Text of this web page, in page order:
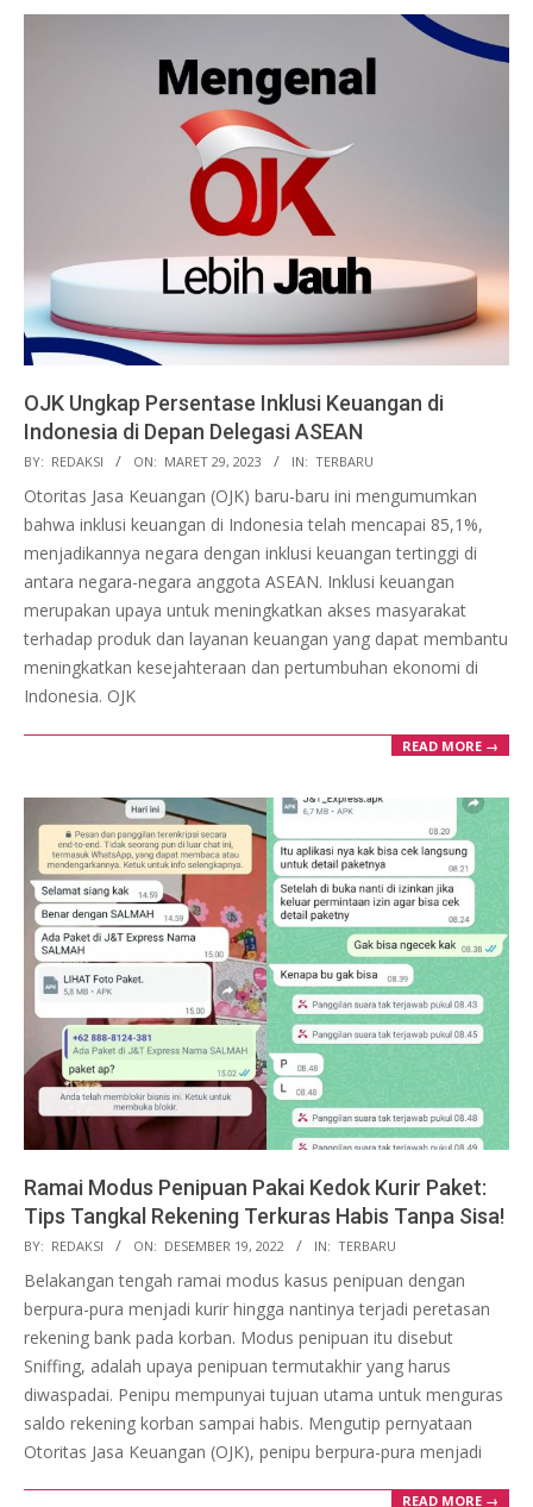
OJK Ungkap Persentase Inklusi Keuangan di
Indonesia di Depan Delegasi ASEAN
2023-
03-
29
BY: REDAKSI ON: MARET 29, 2023 IN: TERBARU
Otoritas Jasa Keuangan (OJK) baru-baru ini mengumumkan
bahwa inklusi keuangan di Indonesia telah mencapai 85,1%,
menjadikannya negara dengan inklusi keuangan tertinggi di
antara negara-negara anggota ASEAN. Inklusi keuangan
merupakan upaya untuk meningkatkan akses masyarakat
terhadap produk dan layanan keuangan yang dapat membantu
meningkatkan kesejahteraan dan pertumbuhan ekonomi di
Indonesia. OJK
READ MORE →
Ramai Modus Penipuan Pakai Kedok Kurir Paket:
Tips Tangkal Rekening Terkuras Habis Tanpa Sisa!
2022-
12-
19
BY: REDAKSI ON: DESEMBER 19, 2022 IN: TERBARU
Belakangan tengah ramai modus kasus penipuan dengan
berpura-pura menjadi kurir hingga nantinya terjadi peretasan
rekening bank pada korban. Modus penipuan itu disebut
Sniffing, adalah upaya penipuan termutakhir yang harus
diwaspadai. Penipu mempunyai tujuan utama untuk menguras
saldo rekening korban sampai habis. Mengutip pernyataan
Otoritas Jasa Keuangan (OJK), penipu berpura-pura menjadi
READ MORE →